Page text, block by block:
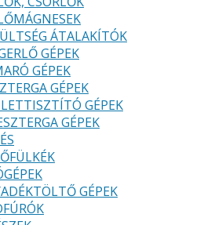
ÁTALAKÍTÓK
GÉPEK
GÉPEK
GÉPEK
GÉPEK
GÉPEK
GÉPEK